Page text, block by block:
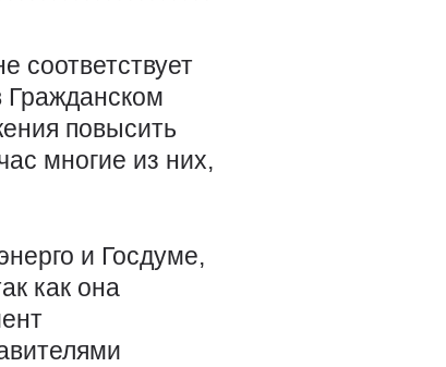
соответствует
Гражданском
повысить
многие из них,
и Госдуме,
как она